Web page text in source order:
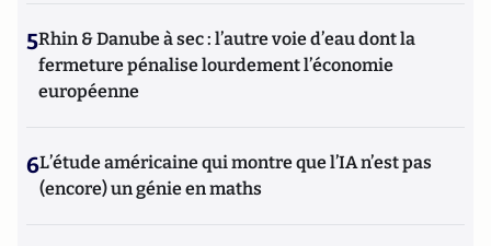
5Rhin & Danube à sec : l’autre voie d’eau dont la
fermeture pénalise lourdement l’économie
européenne
6L’étude américaine qui montre que l’IA n’est pas
(encore) un génie en maths